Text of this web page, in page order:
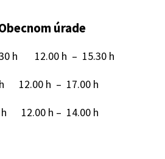
úrade
h 12.00 h – 15.30 h
h 12.00 h – 17.00 h
h 12.00 h – 14.00 h